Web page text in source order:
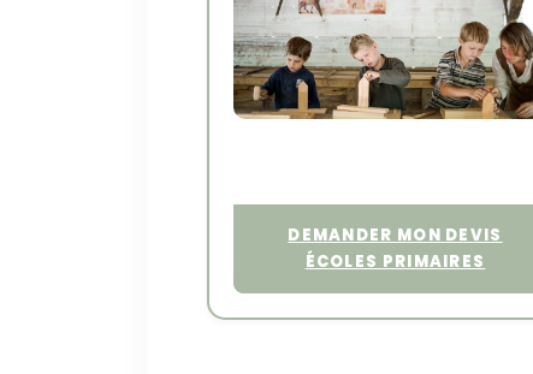
DEMANDER MON DEVIS
ÉCOLES PRIMAIRES